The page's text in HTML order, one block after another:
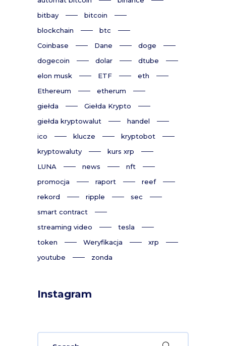
bitbay
bitcoin
blockchain
btc
Coinbase
Dane
doge
dogecoin
dolar
dtube
elon musk
ETF
eth
Ethereum
etherum
giełda
Giełda Krypto
giełda kryptowalut
handel
ico
klucze
kryptobot
kryptowaluty
kurs xrp
LUNA
news
nft
promocja
raport
reef
rekord
ripple
sec
smart contract
streaming video
tesla
token
Weryfikacja
xrp
youtube
zonda
Instagram